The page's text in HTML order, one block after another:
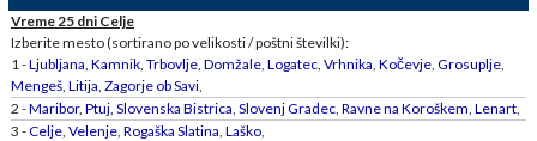
Vreme 25 dni Celje
Izberite mesto (sortirano po velikosti / poštni številki):
1 -Ljubljana, Kamnik, Trbovlje, Domžale, Logatec, Vrhnika, Kočevje, Grosuplje,
Mengeš, Litija, Zagorje ob Savi,
2 -Maribor, Ptuj, Slovenska Bistrica, Slovenj Gradec, Ravne na Koroškem, Lenart,
3 -Celje, Velenje, Rogaška Slatina, Laško,